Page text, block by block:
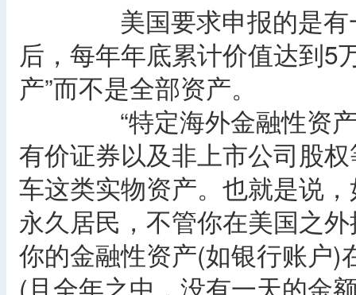
美国要求申报的是有一
后，每年年底累计价值达到5
产”而不是全部资产。
“特定海外金融性资产”
有价证券以及非上市公司股
车这类实物资产。也就是说
永久居民，不管你在美国之
你的金融性资产(如银行账户)
(且全年之中，没有一天的金